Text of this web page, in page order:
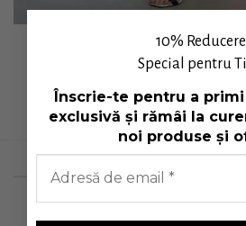
10%
Special pentru
Înscrie-te pentru a
exclusivă și rămâi la
noi produse și
ROCHII
Rochia Water Lily
270,00lei
INFORMAȚII
CONTACT